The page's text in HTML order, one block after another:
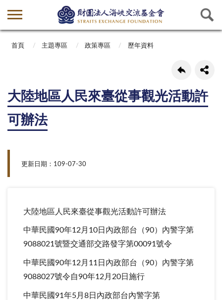
首頁 主題專區 政策專區 歷年資料
大陸地區人民來臺從事觀光活動許
可辦法
更新日期：109-07-30
大陸地區人民來臺從事觀光活動許可辦法
中華民國90年12月10日內政部台（90）內警字第
9088021號暨交通部交路發字第00091號令
中華民國90年12月11日內政部台（90）內警字第
9088027號令自90年12月20日施行
中華民國91年5月8日內政部台內警字第